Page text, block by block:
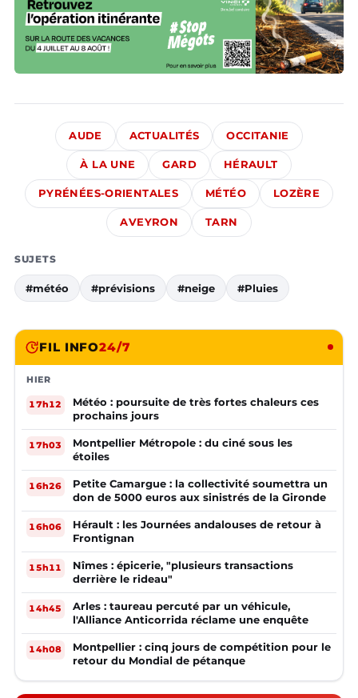
AUDE ACTUALITÉS OCCITANIE
À LA UNE GARD HÉRAULT
PYRÉNÉES-ORIENTALES MÉTÉO LOZÈRE
AVEYRON TARN
SUJETS
#météo #prévisions #neige #Pluies
FIL INFO24/7
HIER
17h12
Météo : poursuite de très fortes chaleurs ces
prochains jours
17h03
Montpellier Métropole : du ciné sous les
étoiles
16h26
Petite Camargue : la collectivité soumettra un
don de 5000 euros aux sinistrés de la Gironde
16h06
Hérault : les Journées andalouses de retour à
Frontignan
15h11
Nîmes : épicerie, "plusieurs transactions
derrière le rideau"
14h45
Arles : taureau percuté par un véhicule,
l'Alliance Anticorrida réclame une enquête
14h08
Montpellier : cinq jours de compétition pour le
retour du Mondial de pétanque